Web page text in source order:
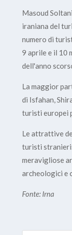
Masoud
iraniana del
numero di
9 aprile e il 10
dell'anno
La maggior
di Isfahan,
turisti europei
Le attrattive
turisti
meravigliose
archeologici e
Fonte: Irna